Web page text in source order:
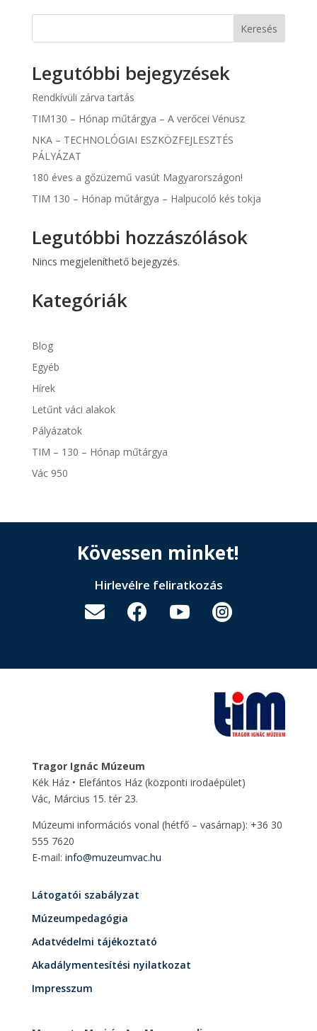
Keresés
Legutóbbi bejegyzések
Rendkívüli zárva tartás
TIM130 – Hónap műtárgya – A verőcei Vénusz
NKA – TECHNOLÓGIAI ESZKÖZFEJLESZTÉS
PÁLYÁZAT
180 éves a gőzüzemű vasút Magyarországon!
TIM 130 – Hónap műtárgya – Halpucoló kés tokja
Legutóbbi hozzászólások
Nincs megjeleníthető bejegyzés.
Kategóriák
Blog
Egyéb
Hírek
Letűnt váci alakok
Pályázatok
TIM – 130 – Hónap műtárgya
Vác 950
Kövessen minket!
Hirlevélre feliratkozás
   
Tragor Ignác Múzeum
Kék Ház • Elefántos Ház (központi irodaépület)
Vác, Március 15. tér 23.
Múzeumi információs vonal (hétfő – vasárnap): +36 30
555 7620
E-mail: info@muzeumvac.hu
Látogatói szabályzat
Múzeumpedagógia
Adatvédelmi tájékoztató
Akadálymentesítési nyilatkozat
Impresszum